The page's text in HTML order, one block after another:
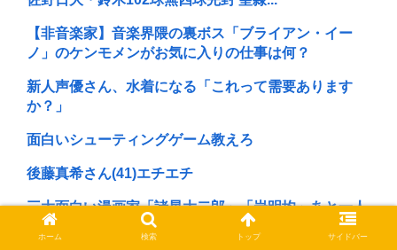
【非音楽家】音楽界隈の裏ボス「ブライアン・イー
ノ」のケンモメンがお気に入りの仕事は何？
新人声優さん、水着になる「これって需要あります
か？」
面白いシューティングゲーム教えろ
後藤真希さん(41)エチエチ
三大面白い漫画家「諸星大二郎」「岩明均」あと一人
は？
ホーム 検索 トップ サイドバー